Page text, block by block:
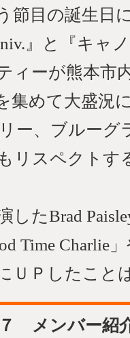
節目の誕生日
』と『キャ
ィーが熊本市
集めて大盛況
ー、ブルーグ
リスペクトす
したBrad
Time Charlie
ＵＰしたこと
メンバー紹